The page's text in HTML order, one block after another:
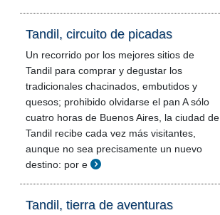
Tandil, circuito de picadas
Un recorrido por los mejores sitios de
Tandil para comprar y degustar los
tradicionales chacinados, embutidos y
quesos; prohibido olvidarse el pan A sólo
cuatro horas de Buenos Aires, la ciudad de
Tandil recibe cada vez más visitantes,
aunque no sea precisamente un nuevo
destino: por e
Tandil, tierra de aventuras